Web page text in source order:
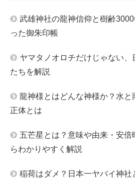
武雄神社の龍神信仰と樹齢
った御朱印帳
ヤマタノオロチだけじゃない
たちを解説
龍神様とはどんな神様か？水
正体とは
五芒星とは？意味や由来・安
らわかりやすく解説
稲荷はダメ？日本一ヤバイ神